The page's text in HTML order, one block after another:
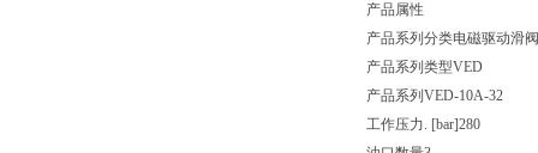
产品属性
产品系列分类电磁驱动滑
产品系列类型VED
产品系列 VED-10A-32
工作压力. [bar]280